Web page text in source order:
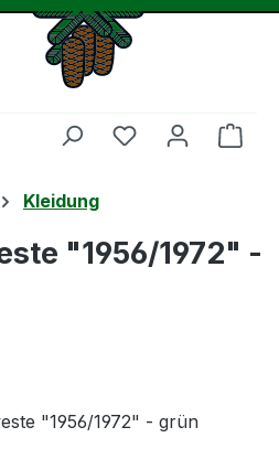
Du hast 0
Kleidung
"1956/1972" -